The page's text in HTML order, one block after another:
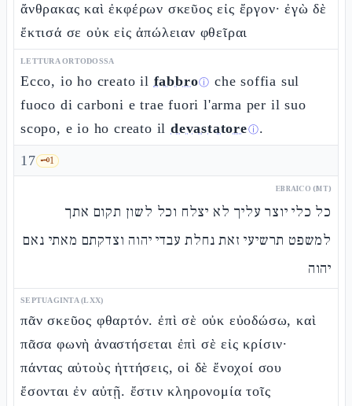
ἄνθρακας καὶ ἐκφέρων σκεῦος εἰς ἔργον· ἐγὼ δὲ
ἔκτισά σε οὐκ εἰς ἀπώλειαν φθεῖραι
LETTURA ORTODOSSA
Ecco, io ho creato il fabbroⓘ che soffia sul
fuoco di carboni e trae fuori l'arma per il suo
scopo, e io ho creato ildevastatoreⓘ.
17 🗝️1
EBRAICO (MT)
כל כלי יוצר עליך לא יצלח וכל לשון תקום אתך
למשפט תרשיעי זאת נחלת עבדי יהוה וצדקתם מאתי נאם
יהוה
SEPTUAGINTA (LXX)
πᾶν σκεῦος φθαρτόν. ἐπὶ σὲ οὐκ εὐοδώσω, καὶ
πᾶσα φωνὴ ἀναστήσεται ἐπὶ σὲ εἰς κρίσιν·
πάντας αὐτοὺς ἡττήσεις, οἱ δὲ ἔνοχοί σου
ἔσονται ἐν αὐτῇ. ἔστιν κληρονομία τοῖς